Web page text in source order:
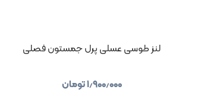
لنز طوسی عسلی پرل جمستون فصلی
۱٫۹۰۰٫۰۰۰تومان